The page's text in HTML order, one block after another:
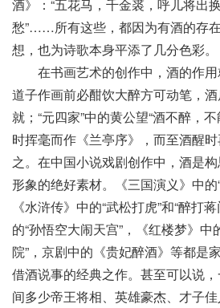
酒》：“五花马，千金裘，呼儿将出
愁”……所有这些，都因为有酒的存
想，也为诗歌本身平添了几分色彩。
在书画艺术的创作中，酒的作用
道子作画前必酣饮大醉方可动笔，
就；“元四家”中的黄公望“酒不醉，
时挥毫而作《兰亭序》，而至酒醒
之。在中国小说戏剧创作中，酒是
形象的绝好素材。《三国演义》中的
《水浒传》中的“武松打虎”和“醉打
的“孙悟空大闹天宫”，《红楼梦》中
院”，京剧中的《贵妃醉酒》等都是
借酒说事的经典之作。甚至可以说
间多少帝王将相、英雄豪杰、才子